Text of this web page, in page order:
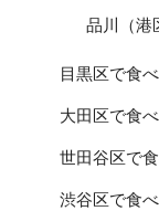
品川（港
目黒区で食
大田区で食
世田谷区で
渋谷区で食